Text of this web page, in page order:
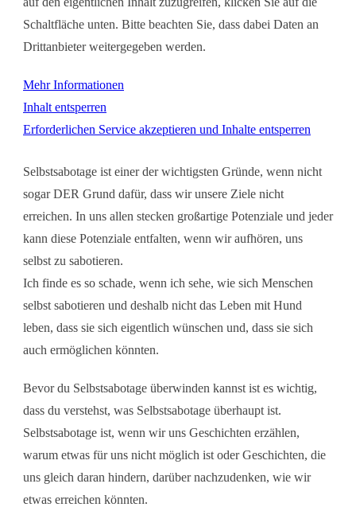
Schaltfläche unten. Bitte beachten Sie, dass dabei Daten an
Drittanbieter weitergegeben werden.
Mehr Informationen
Inhalt entsperren
Erforderlichen Service akzeptieren und Inhalte entsperren
Selbstsabotage ist einer der wichtigsten Gründe, wenn nicht
sogar DER Grund dafür, dass wir unsere Ziele nicht
erreichen. In uns allen stecken großartige Potenziale und jeder
kann diese Potenziale entfalten, wenn wir aufhören, uns
selbst zu sabotieren.
Ich finde es so schade, wenn ich sehe, wie sich Menschen
selbst sabotieren und deshalb nicht das Leben mit Hund
leben, dass sie sich eigentlich wünschen und, dass sie sich
auch ermöglichen könnten.
Bevor du Selbstsabotage überwinden kannst ist es wichtig,
dass du verstehst, was Selbstsabotage überhaupt ist.
Selbstsabotage ist, wenn wir uns Geschichten erzählen,
warum etwas für uns nicht möglich ist oder Geschichten, die
uns gleich daran hindern, darüber nachzudenken, wie wir
etwas erreichen könnten.